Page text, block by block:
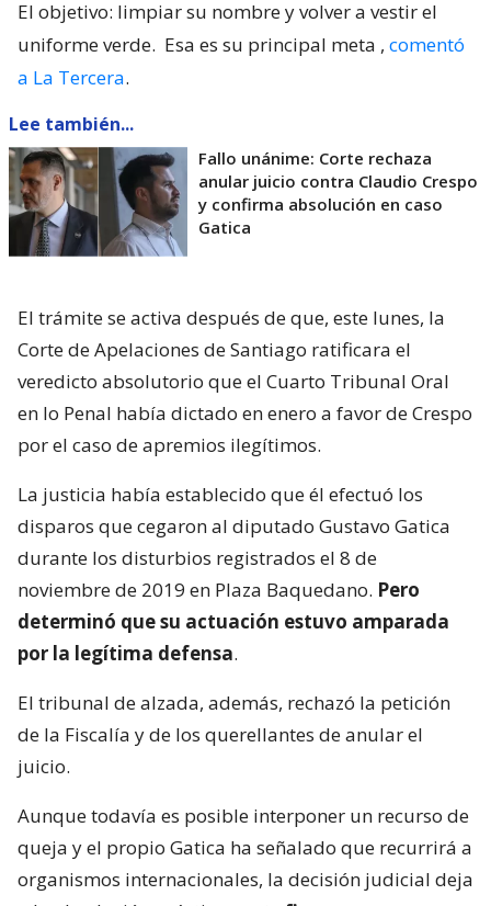
El objetivo: limpiar su nombre y volver a vestir el
uniforme verde. Esa es su principal meta , comentó
a La Tercera.
Lee también...
Fallo unánime: Corte rechaza
anular juicio contra Claudio Crespo
y confirma absolución en caso
Gatica
El trámite se activa después de que, este lunes, la
Corte de Apelaciones de Santiago ratificara el
veredicto absolutorio que el Cuarto Tribunal Oral
en lo Penal había dictado en enero a favor de Crespo
por el caso de apremios ilegítimos.
La justicia había establecido que él efectuó los
disparos que cegaron al diputado Gustavo Gatica
durante los disturbios registrados el 8 de
noviembre de 2019 en Plaza Baquedano. Pero
determinó que su actuación estuvo amparada
por la legítima defensa.
El tribunal de alzada, además, rechazó la petición
de la Fiscalía y de los querellantes de anular el
juicio.
Aunque todavía es posible interponer un recurso de
queja y el propio Gatica ha señalado que recurrirá a
organismos internacionales, la decisión judicial deja